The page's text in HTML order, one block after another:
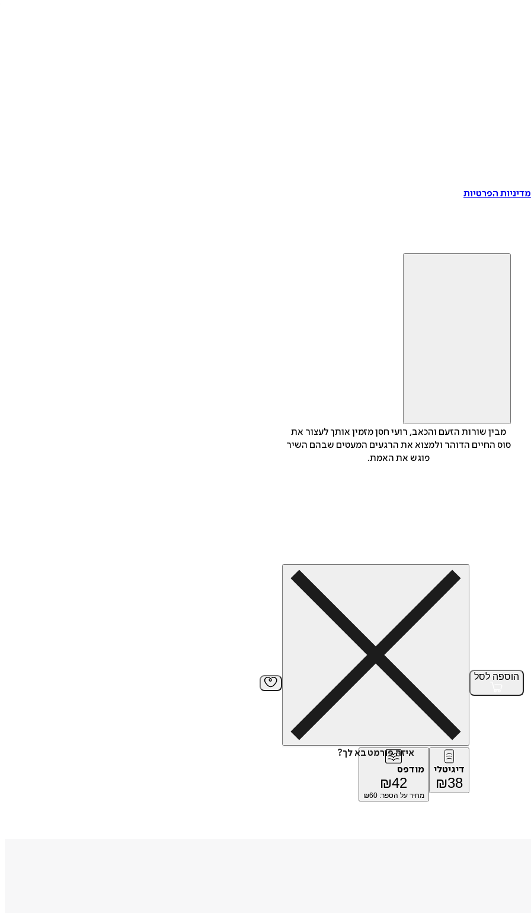
הפרטיות
מבין שורות הזעם והכאב, רועי חסן מזמין אותך לעצור את
סוס החיים הדוהר ולמצוא את הרגעים המעטים שבהם השיר
פוגש את האמת.
הוספה לסל
איזה פורמט בא לך?
דיגיטלי
₪38
מודפס
₪42
מחיר על הספר: ₪60